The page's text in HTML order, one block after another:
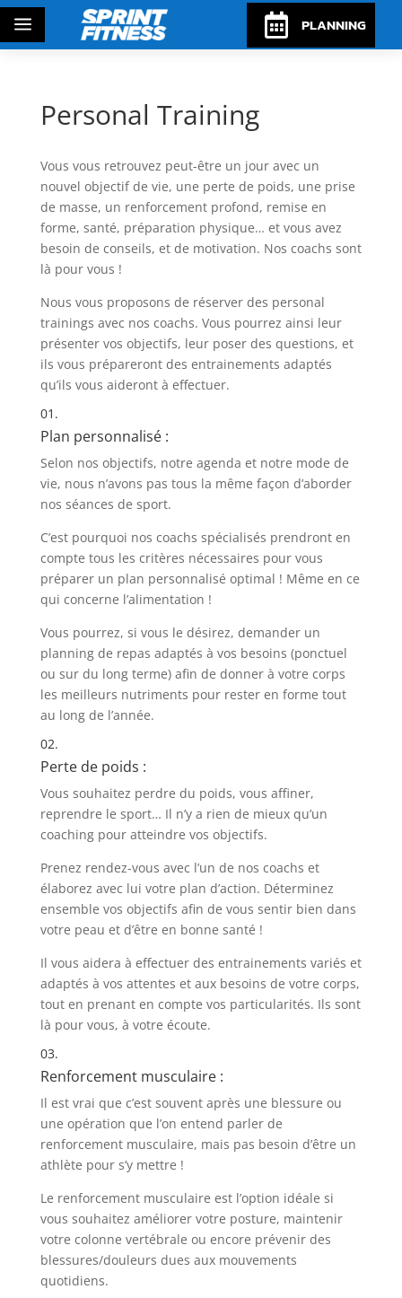
a  PLANNING
Personal Training
Vous vous retrouvez peut-être un jour avec un
nouvel objectif de vie, une perte de poids, une prise
de masse, un renforcement profond, remise en
forme, santé, préparation physique… et vous avez
besoin de conseils, et de motivation. Nos coachs sont
là pour vous !
Nous vous proposons de réserver des personal
trainings avec nos coachs. Vous pourrez ainsi leur
présenter vos objectifs, leur poser des questions, et
ils vous prépareront des entrainements adaptés
qu’ils vous aideront à effectuer.
01.
Plan personnalisé :
Selon nos objectifs, notre agenda et notre mode de
vie, nous n’avons pas tous la même façon d’aborder
nos séances de sport.
C’est pourquoi nos coachs spécialisés prendront en
compte tous les critères nécessaires pour vous
préparer un plan personnalisé optimal ! Même en ce
qui concerne l’alimentation !
Vous pourrez, si vous le désirez, demander un
planning de repas adaptés à vos besoins (ponctuel
ou sur du long terme) afin de donner à votre corps
les meilleurs nutriments pour rester en forme tout
au long de l’année. ​
02.
Perte de poids :
Vous souhaitez perdre du poids, vous affiner,
reprendre le sport… Il n’y a rien de mieux qu’un
coaching pour atteindre vos objectifs.
Prenez rendez-vous avec l’un de nos coachs et
élaborez avec lui votre plan d’action. Déterminez
ensemble vos objectifs afin de vous sentir bien dans
votre peau et d’être en bonne santé !
Il vous aidera à effectuer des entrainements variés et
adaptés à vos attentes et aux besoins de votre corps,
tout en prenant en compte vos particularités. Ils sont
là pour vous, à votre écoute.
03.
Renforcement musculaire :
Il est vrai que c’est souvent après une blessure ou
une opération que l’on entend parler de
renforcement musculaire, mais pas besoin d’être un
athlète pour s’y mettre !
Le renforcement musculaire est l’option idéale si
vous souhaitez améliorer votre posture, maintenir
votre colonne vertébrale ou encore prévenir des
blessures/douleurs dues aux mouvements
quotidiens.